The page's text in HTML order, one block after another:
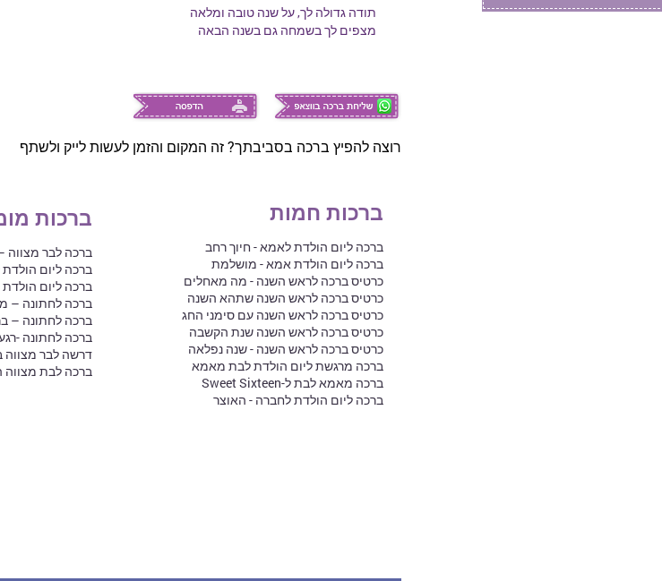
תודה גדולה לך, על שנה טובה ומלאה
מצפים לך בשמחה גם בשנה הבאה
רוצה להפיץ ברכה בסביבתך? זה המקום והזמן לעשות לייק ולשתף
ברכות חמות
ברכה ליום הולדת לאמא - חיוך רחב
ברכה ליום הולדת אמא - מושלמת
כרטיס ברכה לראש השנה - מה מאחלים
כרטיס ברכה לראש השנה שתהא השנה
כרטיס ברכה לראש השנה עם סימני החג
כרטיס ברכה לראש השנה שנת הקשבה
כרטיס ברכה לראש השנה - שנה נפלאה
ברכה מרגשת ליום הולדת לבת מאמא
ברכה מאמא לבת ל-Sweet Sixteen
ברכה ליום הולדת לחברה - האוצר
ברכות
ברכה לבר מצווה
ברכה ליום
ברכה ליום הולדת
ברכה לחתונה –
ברכה לחתונה –
ברכה לחתונה -
דרשה לבר מצווה
ברכה לבת מצווה